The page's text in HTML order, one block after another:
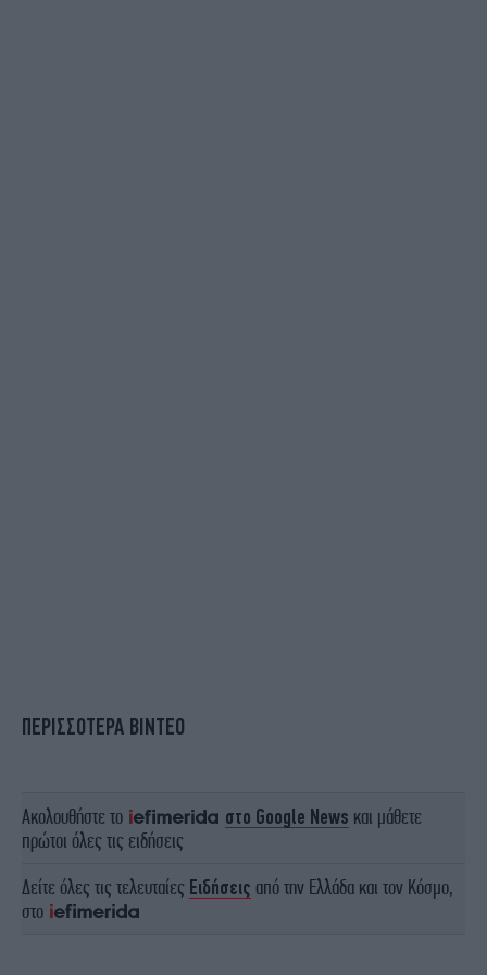
ΠΕΡΙΣΣΟΤΕΡΑ ΒΙΝΤΕΟ
Ακολουθήστε το στο Google News και μάθετε
πρώτοι όλες τις ειδήσεις
Δείτε όλες τις τελευταίες Ειδήσεις από την Ελλάδα και τον Κόσμο,
στο